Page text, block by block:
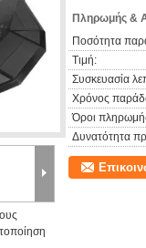
Πληρωμής &
Ποσότητα
Τιμή:
Συσκευασία
Χρόνος
Όροι
Δυνατότητα